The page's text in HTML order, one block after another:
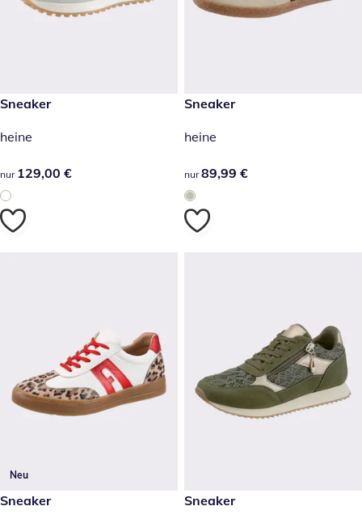
129,00 €
Sneaker
heine
129,00 €
nur 129,00 €
89,99 €
Sneaker
heine
89,99 €
nur 89,99 €
Neu
99,99 €
Sneaker reduzierter Preis 49,99 €,
-16 %
Sneaker